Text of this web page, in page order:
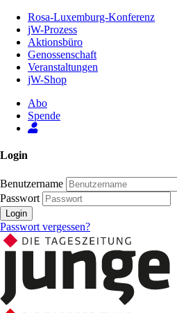
Inhalt
Seite
Rosa-Luxemburg-Konferenz
jW-Prozess
Aktionsbüro
Genossenschaft
Veranstaltungen
jW-Shop
Abo
Spende
Login
Benutzername
Passwort
Login
Passwort vergessen?